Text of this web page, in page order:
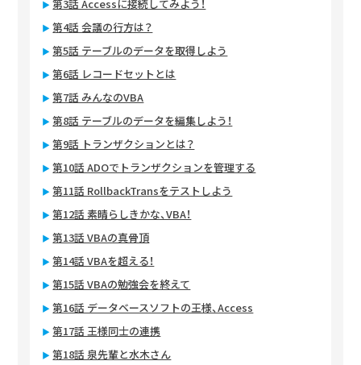
第3話 Accessに接続してみよう！
第4話 会議の行方は？
第5話 テーブルのデータを取得しよう
第6話 レコードセットとは
第7話 みんなのVBA
第8話 テーブルのデータを編集しよう！
第9話 トランザクションとは？
第10話 ADOでトランザクションを管理する
第11話 RollbackTransをテストしよう
第12話 素晴らしきかな、VBA！
第13話 VBAの真骨頂
第14話 VBAを超える！
第15話 VBAの勉強会を終えて
第16話 データベースソフトの王様、Access
第17話 王様同士の連携
第18話 泉先輩と水木さん